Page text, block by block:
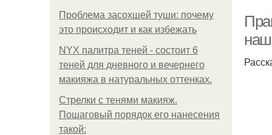
Проблема засохшей туши: почему
это происходит и как избежать
NYX палитра теней - состоит 6
теней для дневного и вечернего
макияжа в натуральных оттенках.
Стрелки с тенями макияж.
Пошаговый порядок его нанесения
такой:
наш